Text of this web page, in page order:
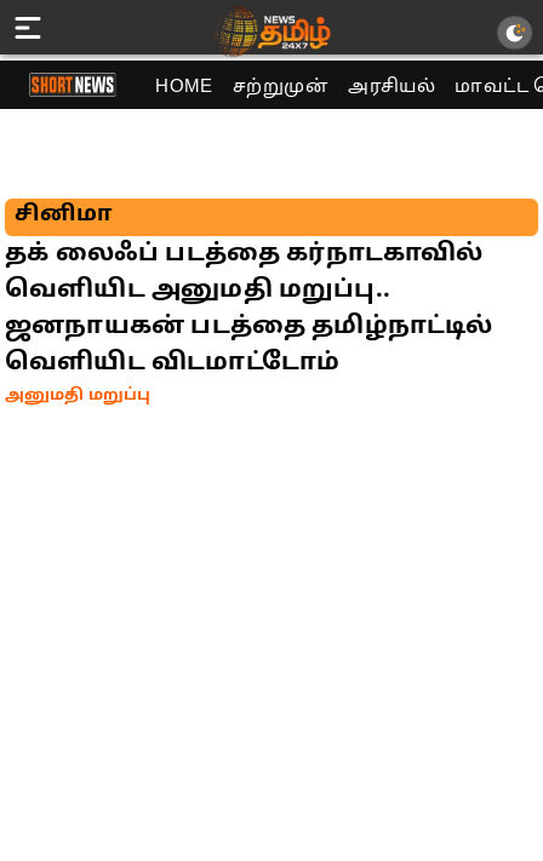
HOME சற்றுமுன் அரசியல் மாவட்ட
சினிமா
தக் லைஃப் படத்தை கர்நாடகாவில்
வெளியிட அனுமதி மறுப்பு..
ஜனநாயகன் படத்தை தமிழ்நாட்டில்
வெளியிட விடமாட்டோம்
அனுமதி மறுப்பு